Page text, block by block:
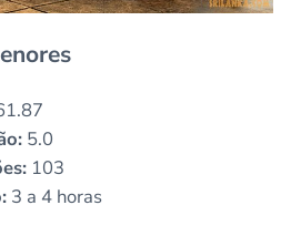
5.0
103
3 a 4 horas